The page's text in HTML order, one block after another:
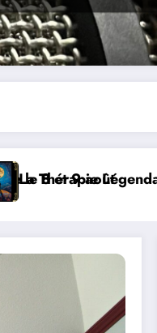
Expérience RADIO,